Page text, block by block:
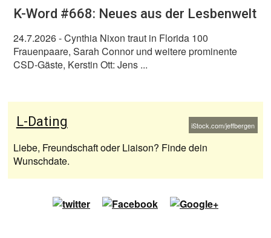
K-Word #668: Neues aus der Lesbenwelt
24.7.2026- Cynthia Nixon traut in Florida 100
Frauenpaare, Sarah Connor und weitere prominente
CSD-Gäste, Kerstin Ott: Jens ...
L-Dating iStock.com/jeffbergen
Liebe, Freundschaft oder Liaison? Finde dein
Wunschdate.